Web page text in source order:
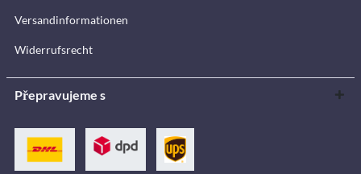
Versandinformationen
Widerrufsrecht
Přepravujeme s